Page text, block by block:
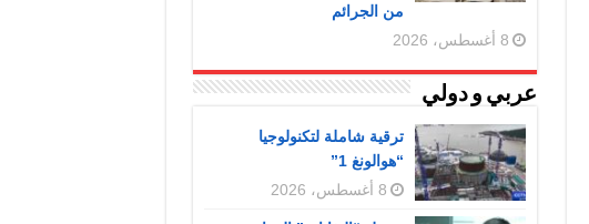
من الجرائم
8 أغسطس، 2026
عربي و دولي
ترقية شاملة لتكنولوجيا
“هوالونغ 1”
8 أغسطس، 2026